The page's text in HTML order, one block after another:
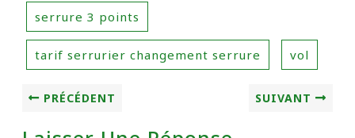
serrure 3 points
tarif serrurier changement serrure vol
PRÉCÉDENT SUIVANT